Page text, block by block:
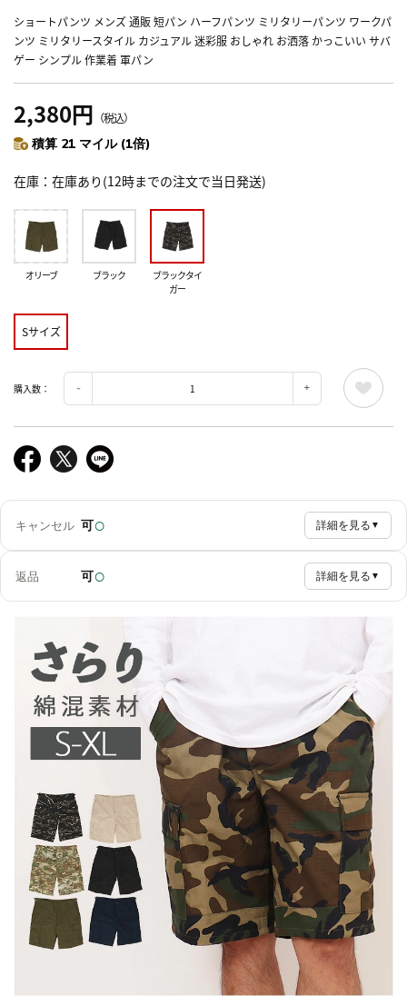
ショートパンツ メンズ 通販 短パン ハーフパンツ ミリタリーパンツ ワークパ
ンツ ミリタリースタイル カジュアル 迷彩服 おしゃれ お洒落 かっこいい サバ
ゲー シンプル 作業着 軍パン
2,380円 （税込）
積算 21 マイル (1倍)
在庫 在庫あり(12時までの注文で当日発送)
オリーブ ブラック
ブラックタイ
ガー
Sサイズ
購入数：
キャンセル 可○ 詳細を見る ▼
返品 可○ 詳細を見る ▼